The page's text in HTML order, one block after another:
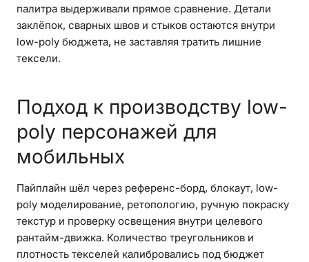
палитра выдерживали прямое сравнение. Детали
заклёпок, сварных швов и стыков остаются внутри
low-poly бюджета, не заставляя тратить лишние
тексели.
Подход к производству low-
poly персонажей для
мобильных
Пайплайн шёл через референс-борд, блокаут, low-
poly моделирование, ретопологию, ручную покраску
текстур и проверку освещения внутри целевого
рантайм-движка. Количество треугольников и
плотность текселей калибровались под бюджет